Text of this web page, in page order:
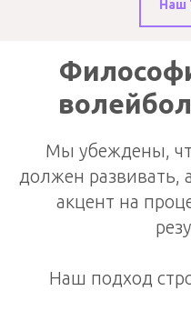
Наш
Мы убеждены,
должен развивать,
акцент на
Наш подход